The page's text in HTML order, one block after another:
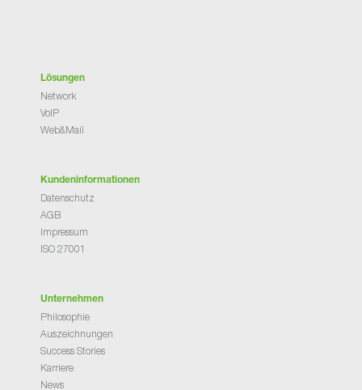
Lösungen
Network
VoIP
Web&Mail
Kundeninformationen
Datenschutz
AGB
Impressum
ISO 27001
Unternehmen
Philosophie
Auszeichnungen
Success Stories
Karriere
News